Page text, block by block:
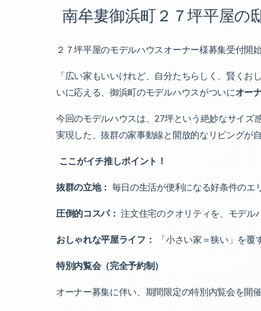
南牟婁御浜町２７坪平屋
２７坪平屋のモデルハウスオーナー様募集受付開
「広い家もいいけれど、 自分たちらしく、 賢くお
いに応える、御浜町のモデルハウスがついにオー
今回のモデルハウスは、 27坪という絶妙なサイズ
実現した、抜群の家事動線と開放的なリビングが自
ここがイチ推しポイント！
抜群の立地： 毎日の生活が便利になる好条件のエ
圧倒的コスパ： 注文住宅のクオリティを、 モデル
おしゃれな平屋ライフ： 「小さい家＝狭い」を覆
特別内覧会（完全予約制）
オーナー募集に伴い、期間限定の特別内覧会を開催